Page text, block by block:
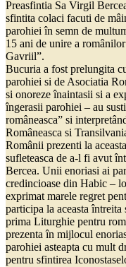
Preasfintia Sa Virgil
sfintita colaci facuti de
parohiei în semn de
15 ani de unire a
Gavriil”.
Bucuria a fost prelungita
parohiei si de Asociatia
si onoreze înaintasii si a
îngerasii parohiei – au
româneasca” si
Româneasca si
Românii prezenti la
sufleteasca de a-l fi avut
Bercea. Unii enoriasi ai
credincioase din Habic –
exprimat marele regret
participa la aceasta întreita
prima Liturghie pentru
prezenta în mijlocul
parohiei asteapta cu mult
pentru sfintirea